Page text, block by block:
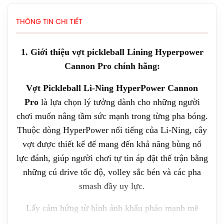
THÔNG TIN CHI TIẾT
1. Giới thiệu vợt pickleball Lining Hyperpower
Cannon Pro chính hãng:
Vợt Pickleball Li-Ning HyperPower Cannon
Prolà lựa chọn lý tưởng dành cho những người
chơi muốn nâng tầm sức mạnh trong từng pha bóng.
Thuộc dòng HyperPower nổi tiếng của Li-Ning, cây
vợt được thiết kế để mang đến khả năng bùng nổ
lực đánh, giúp người chơi tự tin áp đặt thế trận bằng
những cú drive tốc độ, volley sắc bén và các pha
smash đầy uy lực.
Lấy cảm hứng từ hình ảnh khẩu pháo mạnh mẽ
(1072A112.104) Chính Hãng
Giày Asics UPCOURT 6 Women
1.269.000đ
Giày Asics Gel-Rocket 12 Women
(1072119.500) Chính Hãng
1.599.000đ
Giày Cầu Lông Yonex Eclipsion Z
(Women) Chính Hãng
2.550.000đ
Vợt Cầu Lông Lining Axforce 100 Max